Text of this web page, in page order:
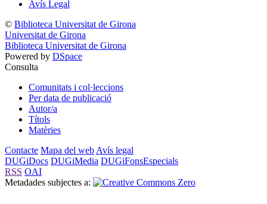
Avís Legal
© Biblioteca Universitat de Girona
Universitat de Girona
Biblioteca Universitat de Girona
Powered by DSpace
Consulta
Comunitats i col·leccions
Per data de publicació
Autor/a
Títols
Matèries
Contacte Mapa del web Avís legal
DUGiDocs DUGiMedia DUGiFonsEspecials
RSS OAI
Metadades subjectes a: